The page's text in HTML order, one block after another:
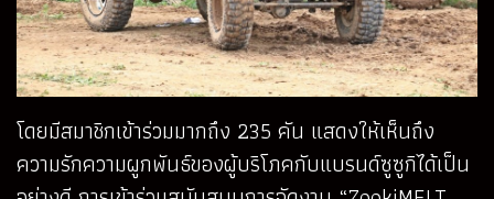
โดยมีสมาชิกเข้าร่วมมากถึง 235 คัน แสดงให้เห็นถึง
ความรักความผูกพันธ์ของผู้บริโภคกับแบรนด์ซูซูกิได้เป็น